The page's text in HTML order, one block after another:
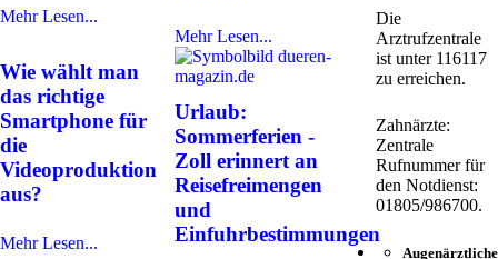
Mehr Lesen...
Mehr Lesen...
Wie wählt man
das richtige
Smartphone für
die
Videoproduktion
aus?
Mehr Lesen...
Urlaub:
Sommerferien -
Zoll erinnert an
Reisefreimengen
und
Einfuhrbestimmungen
Die
Arztrufzentrale
ist unter 116117
zu erreichen.
Zahnärzte:
Zentrale
Rufnummer für
den Notdienst:
01805/986700.
Augenärztliche